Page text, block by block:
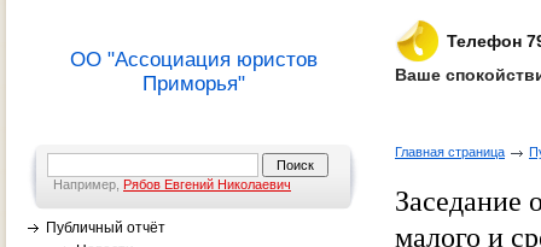
ОО "Ассоциация юристов
Приморья"
Телефон
Ваше
Например, Рябов Евгений Николаевич
Публичный отчёт
Главная страница
Заседание
малого и